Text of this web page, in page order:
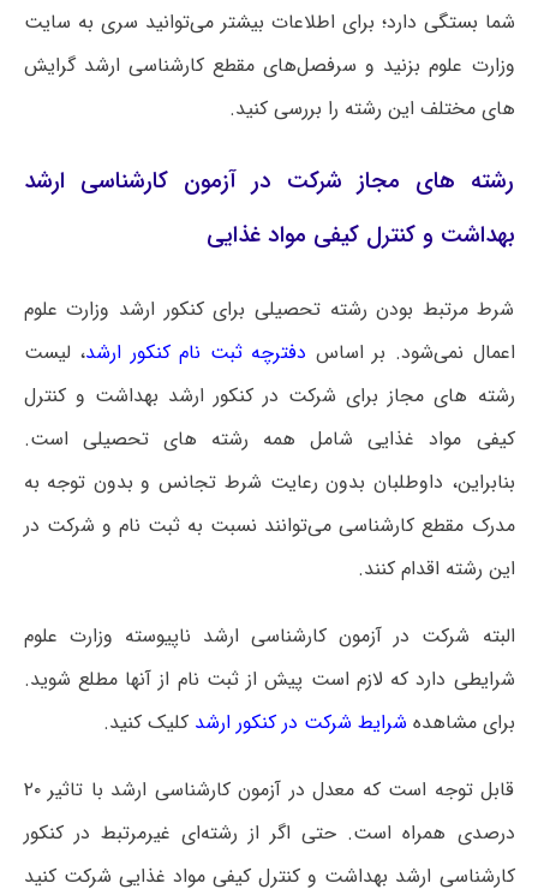
شما بستگی دارد؛ برای اطلاعات بیشتر می‌توانید سری به سایت
وزارت علوم بزنید و سرفصل‌های مقطع کارشناسی ارشد گرایش
های مختلف این رشته را بررسی کنید.
رشته های مجاز شرکت در آزمون کارشناسی ارشد
بهداشت و کنترل کیفی مواد غذایی
شرط مرتبط بودن رشته تحصیلی برای کنکور ارشد وزارت علوم
اعمال نمی‌شود. بر اساس دفترچه ثبت نام کنکور ارشد، لیست
رشته های مجاز برای شرکت در کنکور ارشد بهداشت و کنترل
کیفی مواد غذایی شامل همه رشته های تحصیلی است‌.
بنابراین، داوطلبان بدون رعایت شرط تجانس و بدون توجه به
مدرک مقطع کارشناسی می‌توانند نسبت به ثبت نام و شرکت در
این رشته اقدام کنند.
البته شرکت در آزمون کارشناسی ارشد ناپیوسته وزارت علوم
شرایطی دارد که لازم است پیش از ثبت نام از آنها مطلع شوید.
برای مشاهده شرایط شرکت در کنکور ارشد کلیک کنید.
قابل توجه است که معدل در آزمون کارشناسی ارشد با تاثیر ۲۰
درصدی همراه است. حتی اگر از رشته‌ای غیرمرتبط در کنکور
کارشناسی ارشد بهداشت و کنترل کیفی مواد غذایی شرکت کنید